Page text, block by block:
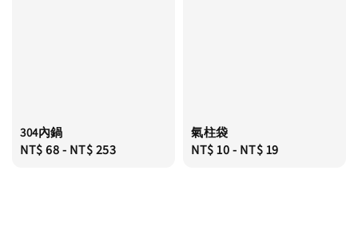
304內鍋
Regular
NT$ 68- NT$ 253
氣柱袋
Regular
NT$ 10- NT$ 19